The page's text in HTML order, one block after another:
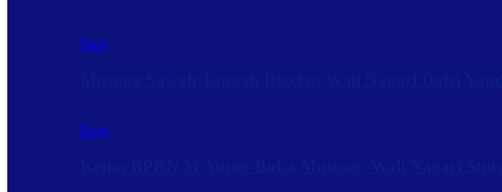
Baru
Baru